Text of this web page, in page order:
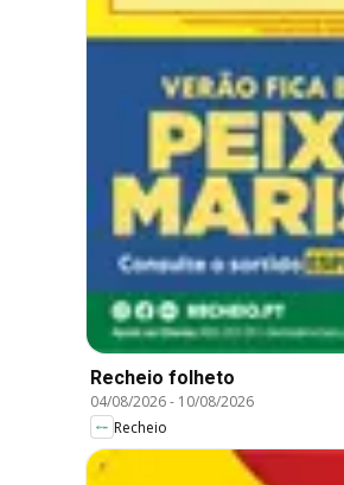
Recheio folheto
04/08/2026- 10/08/2026
Recheio